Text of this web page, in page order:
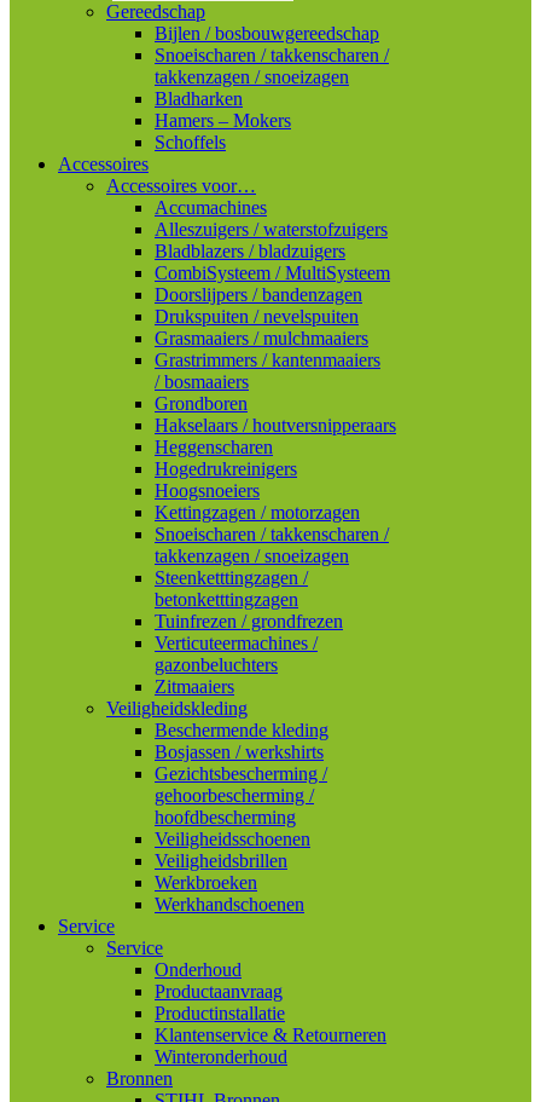
Gereedschap
Bijlen / bosbouwgereedschap
Snoeischaren / takkenscharen /
takkenzagen / snoeizagen
Bladharken
Hamers – Mokers
Schoffels
Accessoires
Accessoires voor…
Accumachines
Alleszuigers / waterstofzuigers
Bladblazers / bladzuigers
CombiSysteem / MultiSysteem
Doorslijpers / bandenzagen
Drukspuiten / nevelspuiten
Grasmaaiers / mulchmaaiers
Grastrimmers / kantenmaaiers
/ bosmaaiers
Grondboren
Hakselaars / houtversnipperaars
Heggenscharen
Hogedrukreinigers
Hoogsnoeiers
Kettingzagen / motorzagen
Snoeischaren / takkenscharen /
takkenzagen / snoeizagen
Steenketttingzagen /
betonketttingzagen
Tuinfrezen / grondfrezen
Verticuteermachines /
gazonbeluchters
Zitmaaiers
Veiligheidskleding
Beschermende kleding
Bosjassen / werkshirts
Gezichtsbescherming /
gehoorbescherming /
hoofdbescherming
Veiligheidsschoenen
Veiligheidsbrillen
Werkbroeken
Werkhandschoenen
Service
Service
Onderhoud
Productaanvraag
Productinstallatie
Klantenservice & Retourneren
Winteronderhoud
Bronnen